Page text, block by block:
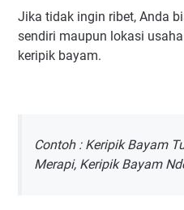
Jika tidak ingin ribet, Anda
sendiri maupun lokasi
keripik bayam.
Contoh : Keripik Bayam
Merapi, Keripik Bayam